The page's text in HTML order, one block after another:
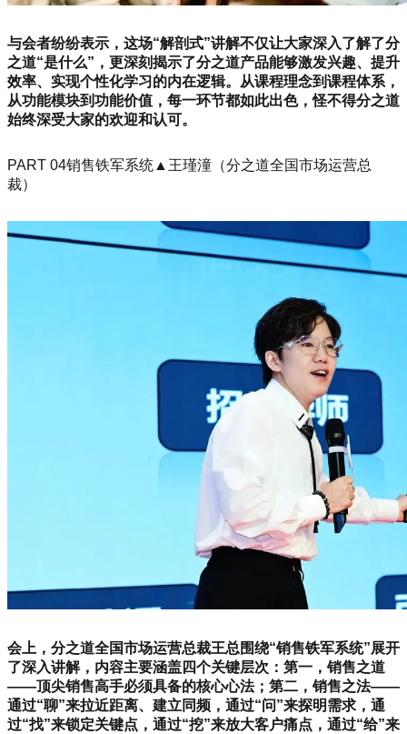
与会者纷纷表示，这场“解剖式”讲解不仅让大家深入了解了分
之道“是什么”，更深刻揭示了分之道产品能够激发兴趣、提升
效率、实现个性化学习的内在逻辑。从课程理念到课程体系，
从功能模块到功能价值，每一环节都如此出色，怪不得分之道
始终深受大家的欢迎和认可。
PART 04销售铁军系统▲王瑾潼（分之道全国市场运营总
裁）
会上，分之道全国市场运营总裁王总围绕“销售铁军系统”展开
了深入讲解，内容主要涵盖四个关键层次：第一，销售之道
——顶尖销售高手必须具备的核心心法；第二，销售之法——
通过“聊”来拉近距离、建立同频，通过“问”来探明需求，通
过“找”来锁定关键点，通过“挖”来放大客户痛点，通过“给”来